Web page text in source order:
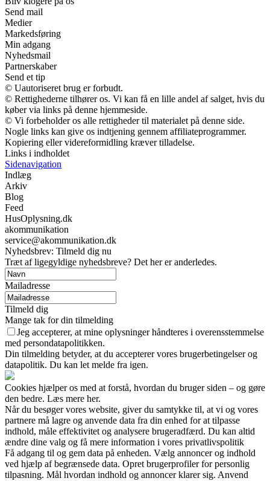
Send mail
Medier
Markedsføring
Min adgang
Nyhedsmail
Partnerskaber
Send et tip
© Uautoriseret brug er forbudt.
© Rettighederne tilhører os. Vi kan få en lille andel af salget, hvis du
køber via links på denne hjemmeside.
© Vi forbeholder os alle rettigheder til materialet på denne side.
Nogle links kan give os indtjening gennem affiliateprogrammer.
Kopiering eller videreformidling kræver tilladelse.
Links i indholdet
Sidenavigation
Indlæg
Arkiv
Blog
Feed
HusOplysning.dk
akommunikation
service@akommunikation.dk
Nyhedsbrev: Tilmeld dig nu
Træt af ligegyldige nyhedsbreve? Det her er anderledes.
Mailadresse
Tilmeld dig
Mange tak for din tilmelding
Jeg accepterer, at mine oplysninger håndteres i overensstemmelse
med persondatapolitikken.
Din tilmelding betyder, at du accepterer vores brugerbetingelser og
datapolitik. Du kan let melde fra igen.
Cookies hjælper os med at forstå, hvordan du bruger siden – og gøre
den bedre. Læs mere her.
Når du besøger vores website, giver du samtykke til, at vi og vores
partnere må lagre og anvende data fra din enhed for at tilpasse
indhold, måle effektivitet og analysere brugeradfærd. Du kan altid
ændre dine valg og få mere information i vores privatlivspolitik
Få adgang til og gem data på enheden. Vælg annoncer og indhold
ved hjælp af begrænsede data. Opret brugerprofiler for personlig
tilpasning. Mål hvordan indhold og annoncer klarer sig. Anvend